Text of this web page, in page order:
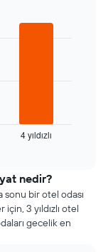
4 yıldızlı
nedir?
bir otel odası
3 yıldızlı otel
gecelik en